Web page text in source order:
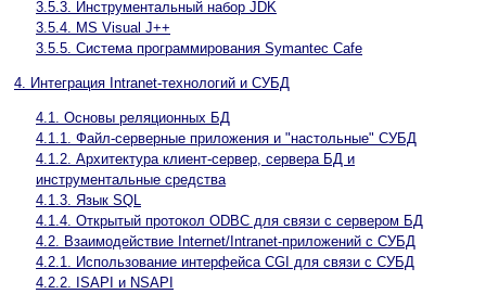
3.5.3. Инструментальный набор JDK
3.5.4. MS Visual J++
3.5.5. Система программирования Symantec Cafe
4. Интеграция Intranet-технологий и СУБД
4.1. Основы реляционных БД
4.1.1. Файл-серверные приложения и "настольные" СУБД
4.1.2. Архитектура клиент-сервер, сервера БД и
инструментальные средства
4.1.3. Язык SQL
4.1.4. Открытый протокол ODBC для связи с сервером БД
4.2. Взаимодействие Internet/Intranet-приложений с СУБД
4.2.1. Использование интерфейса CGI для связи с СУБД
4.2.2. ISAPI и NSAPI